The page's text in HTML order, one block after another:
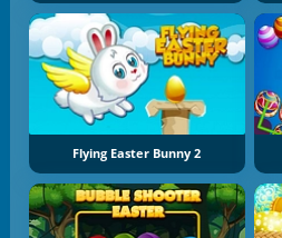
Flying Easter Bunny 2